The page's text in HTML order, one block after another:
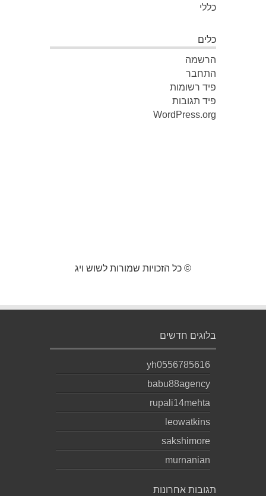
כללי
כלים
הרשמה
התחבר
פיד רשומות
פיד תגובות
WordPress.org
© כל הזכויות שמורות לשוש ויג
בלוגים חדשים
yh0556785616
babu88agency
rupali14mehta
leowatkins
sakshimore
murnanian
תגובות אחרונות